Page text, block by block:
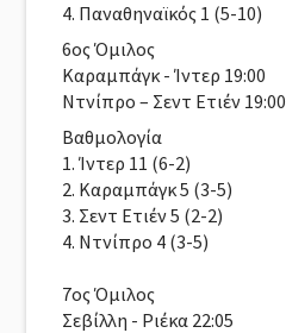
4. Παναθηναϊκός 1 (5-10)
6oς Όμιλος
Καραμπάγκ - Ίντερ 19:00
Ντνίπρο – Σεντ Ετιέν 19:00
Βαθμολογία
1. Ίντερ 11 (6-2)
2. Καραμπάγκ 5 (3-5)
3. Σεντ Ετιέν 5 (2-2)
4. Ντνίπρο 4 (3-5)
7oς Όμιλος
Σεβίλλη - Ριέκα 22:05